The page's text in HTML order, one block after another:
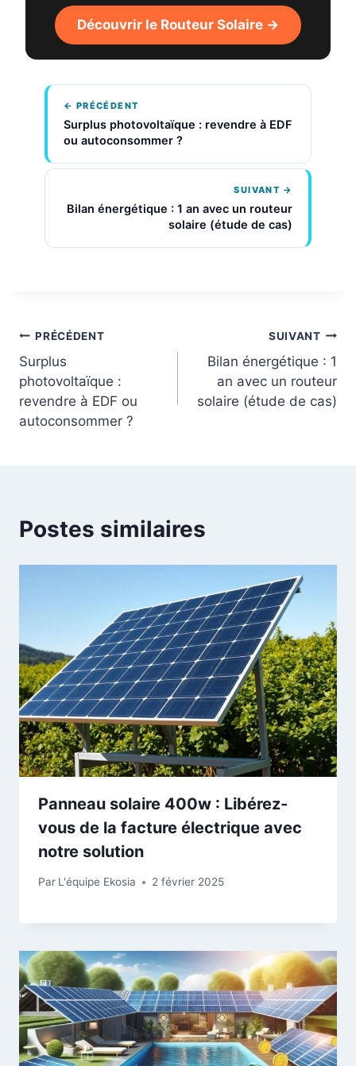
Découvrir le Routeur Solaire →
← PRÉCÉDENT
Surplus photovoltaïque : revendre à EDF
ou autoconsommer ?
SUIVANT →
Bilan énergétique : 1 an avec un routeur
solaire (étude de cas)
Navigation
de
l’article
PRÉCÉDENT
Surplus
photovoltaïque :
revendre à EDF ou
autoconsommer ?
SUIVANT
Bilan énergétique : 1
an avec un routeur
solaire (étude de cas)
Postes similaires
Panneau solaire 400w : Libérez-
vous de la facture électrique avec
notre solution
Par L'équipe Ekosia 2 février 2025